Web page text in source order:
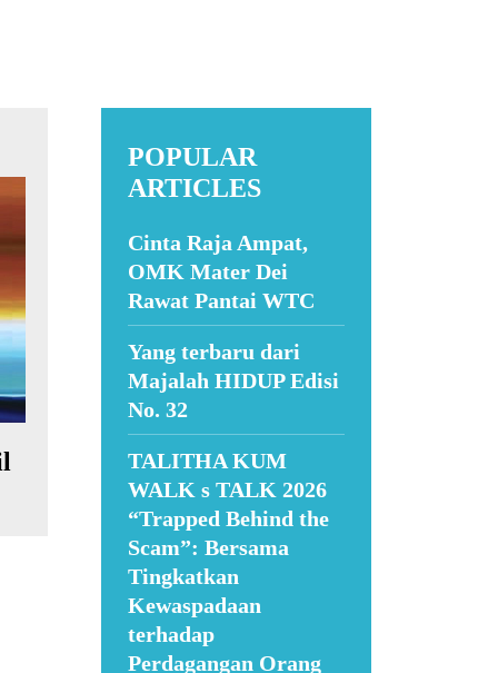
POPULAR
ARTICLES
Cinta Raja Ampat,
OMK Mater Dei
Rawat Pantai WTC
Yang terbaru dari
Majalah HIDUP Edisi
No. 32
TALITHA KUM
WALK s TALK 2026
“Trapped Behind the
Scam”: Bersama
Tingkatkan
Kewaspadaan
terhadap
Perdagangan Orang